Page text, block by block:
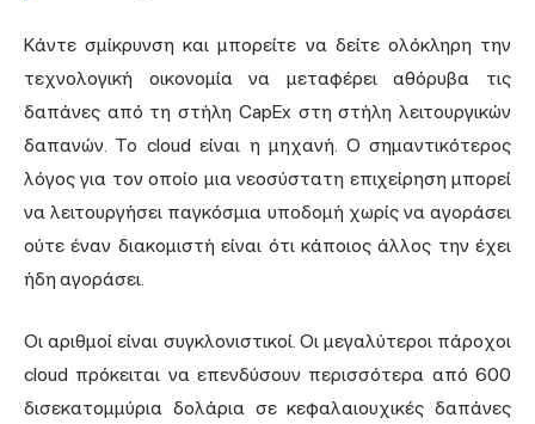
Κάντε σμίκρυνση και μπορείτε να δείτε ολόκληρη την
τεχνολογική οικονομία να μεταφέρει αθόρυβα τις
δαπάνες από τη στήλη CapEx στη στήλη λειτουργικών
δαπανών. Το cloud είναι η μηχανή. Ο σημαντικότερος
λόγος για τον οποίο μια νεοσύστατη επιχείρηση μπορεί
να λειτουργήσει παγκόσμια υποδομή χωρίς να αγοράσει
ούτε έναν διακομιστή είναι ότι κάποιος άλλος την έχει
ήδη αγοράσει.
Οι αριθμοί είναι συγκλονιστικοί. Οι μεγαλύτεροι πάροχοι
cloud πρόκειται να επενδύσουν περισσότερα από 600
δισεκατομμύρια δολάρια σε κεφαλαιουχικές δαπάνες